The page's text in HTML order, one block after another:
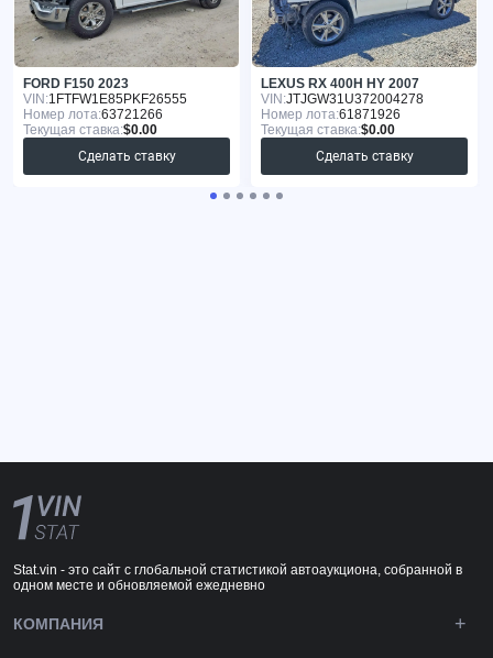
FORD F150 2023
VIN:1FTFW1E85PKF26555
Номер лота:63721266
Текущая ставка:$0.00
Сделать ставку
LEXUS RX 400H HY 2007
VIN:JTJGW31U372004278
Номер лота:61871926
Текущая ставка:$0.00
Сделать ставку
Stat.vin - это сайт с глобальной статистикой автоаукциона, собранной в
одном месте и обновляемой ежедневно
КОМПАНИЯ